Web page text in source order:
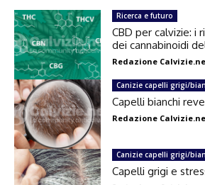
Ricerca e futuro
CBD per calvizie: i
dei cannabinoidi
Redazione
Canizie capelli grigi/
Capelli bianchi
Redazione
Canizie capelli grigi/
Capelli grigi e